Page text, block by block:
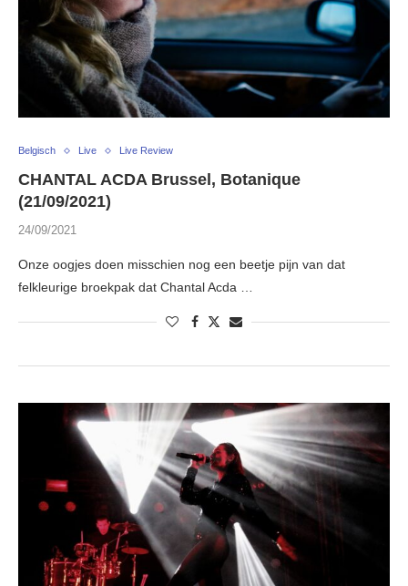
Belgisch Live Live Review
CHANTAL ACDA Brussel, Botanique
(21/09/2021)
24/09/2021
Onze oogjes doen misschien nog een beetje pijn van dat
felkleurige broekpak dat Chantal Acda …